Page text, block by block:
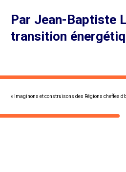
Par Jean-Baptiste
transition
« Imaginons et construisons des Régions cheffes